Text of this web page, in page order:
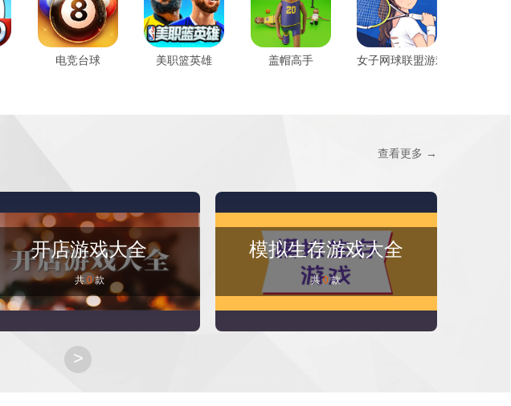
电竞台球 美职篮英雄 盖帽高手 女子网球联盟游戏
查看更多 →
开店游戏大全
共 0 款
模拟生存游戏大全
共 0 款
>